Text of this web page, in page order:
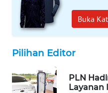
Buka
Pilihan Editor
PLN
Layanan
WAHANANEWS
NET
WAHANA